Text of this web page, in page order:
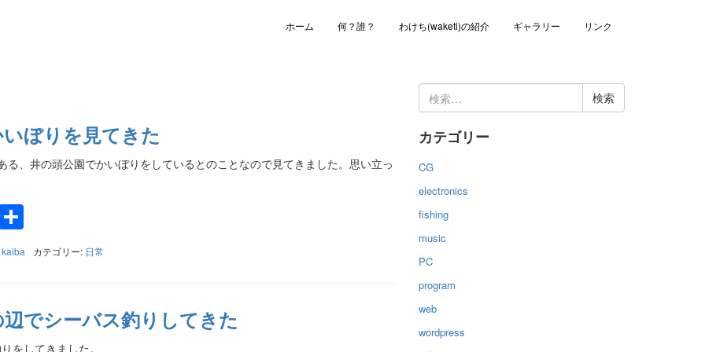
ホーム 何？誰？ わけち(waketi)の紹介 ギャラリー リンク
ぼりを見てきた
、井の頭公園でかいぼりをしているとのことなので見てきました。思い立っ
有
kaiba カテゴリー: 日常
でシーバス釣りしてきた
をしてきました。
検
索:
カテゴリー
CG
electronics
fishing
music
PC
program
web
wordpress